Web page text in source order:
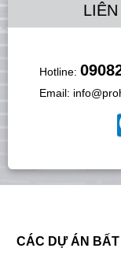
Hotline:
Email:
CÁC DỰ ÁN BẤT